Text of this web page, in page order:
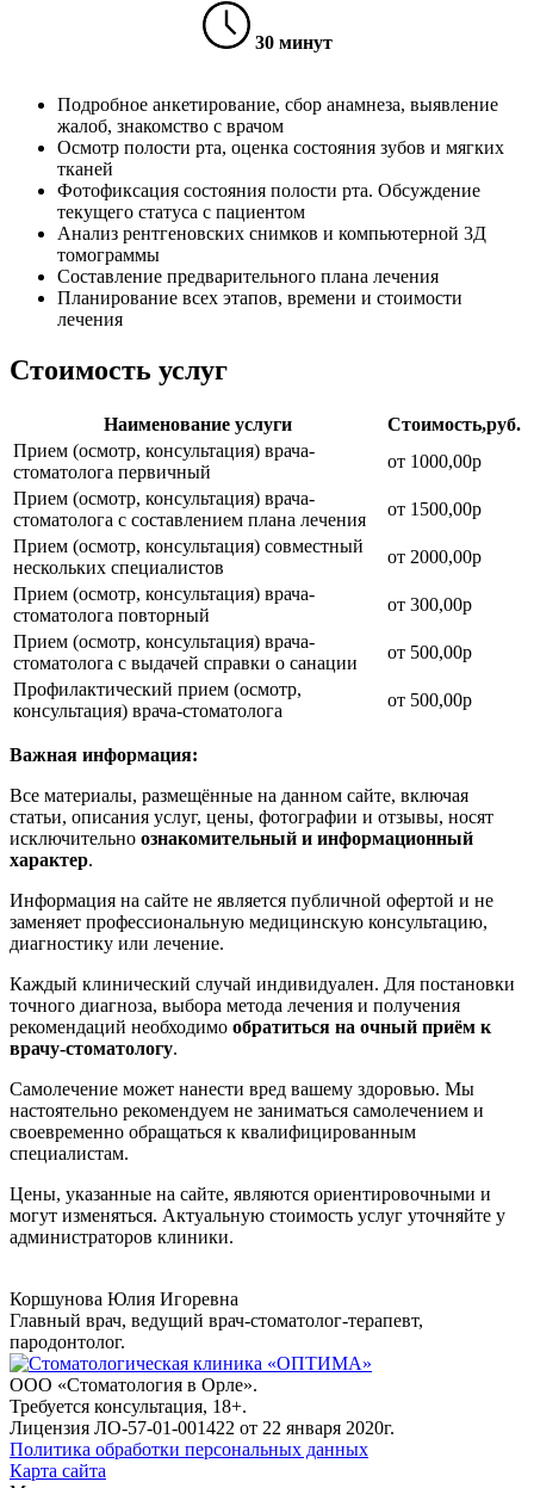
30минут
Подробное анкетирование, сбор анамнеза, выявление
жалоб, знакомство с врачом
Осмотр полости рта, оценка состояния зубов и мягких
тканей
Фотофиксация состояния полости рта. Обсуждение
текущего статуса с пациентом
Анализ рентгеновских снимков и компьютерной 3Д
томограммы
Составление предварительного плана лечения
Планирование всех этапов, времени и стоимости
лечения
Стоимость услуг
Наименование услуги
Стоимость,руб.
Прием (осмотр, консультация) врача-
стоматолога первичный
от 1000,00р
Прием (осмотр, консультация) врача-
стоматолога c составлением плана лечения
от 1500,00р
Прием (осмотр, консультация) совместный
нескольких специалистов
от 2000,00р
Прием (осмотр, консультация) врача-
стоматолога повторный
от 300,00р
Прием (осмотр, консультация) врача-
стоматолога с выдачей справки о санации
от 500,00р
Профилактический прием (осмотр,
консультация) врача-стоматолога
от 500,00р
Важная информация:
Все материалы, размещённые на данном сайте, включая
статьи, описания услуг, цены, фотографии и отзывы, носят
исключительно ознакомительный и информационный
характер.
Информация на сайте не является публичной офертой и не
заменяет профессиональную медицинскую консультацию,
диагностику или лечение.
Каждый клинический случай индивидуален. Для постановки
точного диагноза, выбора метода лечения и получения
рекомендаций необходимо обратиться на очный приём к
врачу-стоматологу.
Самолечение может нанести вред вашему здоровью. Мы
настоятельно рекомендуем не заниматься самолечением и
своевременно обращаться к квалифицированным
специалистам.
Цены, указанные на сайте, являются ориентировочными и
могут изменяться. Актуальную стоимость услуг уточняйте у
администраторов клиники.
Коршунова Юлия Игоревна
Главный врач, ведущий врач-стоматолог-терапевт,
пародонтолог.
ООО «Стоматология в Орле».
Требуется консультация, 18+.
Лицензия ЛО-57-01-001422 от 22 января 2020г.
Политика обработки персональных данных
Карта сайта